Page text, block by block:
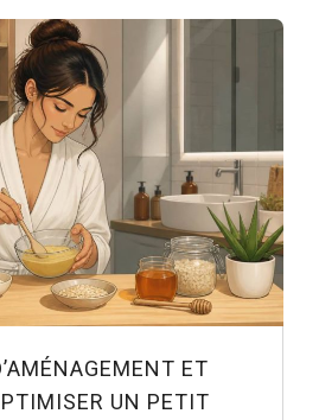
ET
UN PETIT